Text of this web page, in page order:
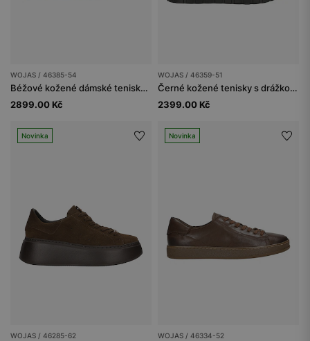
WOJAS / 46385-54
Béžové kožené dámské tenisky na bílé podrážce
2899.00 Kč
WOJAS / 46359-51
Černé kožené tenisky s drážkovanou podrážkou
2399.00 Kč
Novinka
WOJAS / 46285-62
Novinka
WOJAS / 46334-52